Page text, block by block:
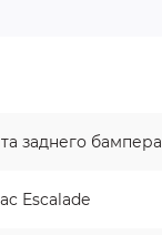
заднего бампера
Escalade